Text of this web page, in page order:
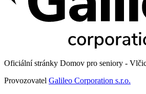
Oficiální stránky Domov pro seniory -
Provozovatel Galileo Corporation s.r.o.